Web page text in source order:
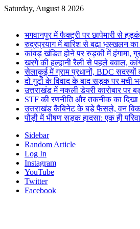
Saturday, August 8 2026
भगवानपुर में फैक्ट्री पर छापेमारी से
रुद्रप्रयाग में बारिश से बढ़ा भूस्खलन का
कांवड़ खंडित होने पर रुड़की में हंगामा,
खरगे की हल्द्वानी रैली से पहले बवाल,
सेलाकुई में ग्राम प्रधानों, BDC सदस्यों
दो गुटों के विवाद के बाद सड़क पर मची
उत्तराखंड में नकली डेयरी कारोबार पर
STF की रणनीति और तकनीक का
उत्तराखंड कैबिनेट के बड़े फैसले, वन
पौड़ी में भीषण सड़क हादसा: एक ही
Sidebar
Random Article
Log In
Instagram
YouTube
Twitter
Facebook